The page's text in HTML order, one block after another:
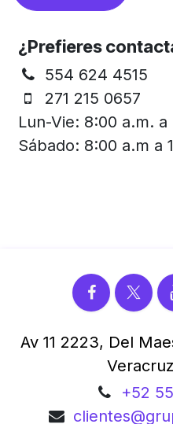
¿Prefieres
554 624 4515
271 215 0657
Lun-Vie: 8:00 a.m.
Sábado: 8:00 a.m a
Av 11 2223, Del
+52